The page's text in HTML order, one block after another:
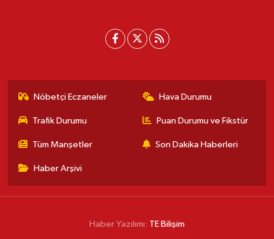
Nöbetçi Eczaneler Hava Durumu
Trafik Durumu Puan Durumu ve Fikstür
Tüm Manşetler Son Dakika Haberleri
Haber Arşivi
Haber Yazılımı: TE Bilişim